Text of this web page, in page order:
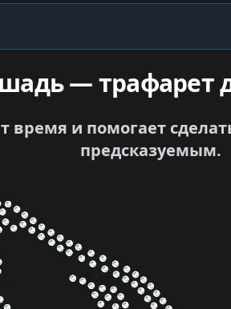
— трафарет
время и помогает
предсказуемым.